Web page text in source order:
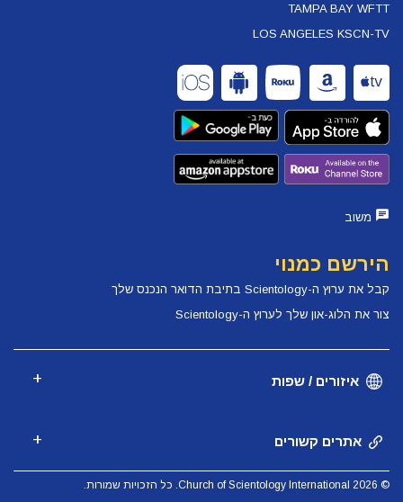
TAMPA BAY WFTT
LOS ANGELES KSCN-TV
משוב
הירשם כמנוי
קבל את ערוץ ה-Scientology בתיבת הדואר הנכנס שלך
צור את הלוג-און שלך לערוץ ה-Scientology
איזורים / שפות
אתרים קשורים
© 2026 Church of Scientology International. כל הזכויות שמורות.